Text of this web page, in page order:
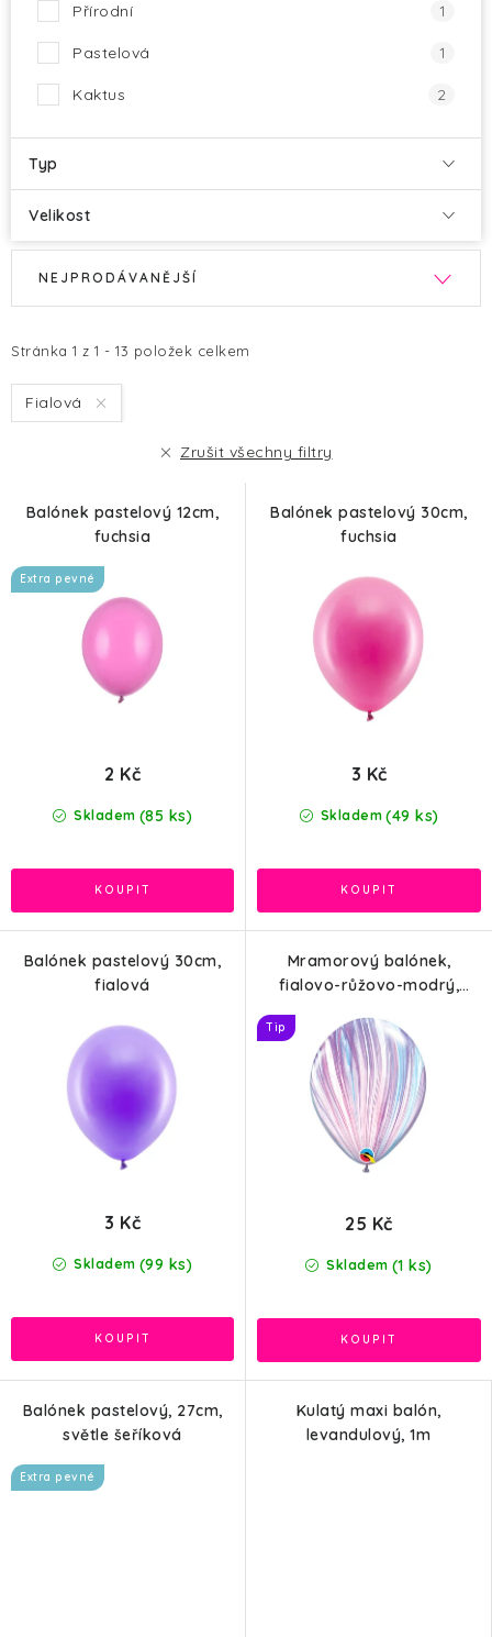
Přírodní 1
Pastelová 1
Kaktus 2
Typ
Velikost
i
s
p
d
k
t
Stránka 1 z 1 - 13 položek celkem
e
n
í
o
u
k
NEJPRODÁVANĚJŠÍ
Fialová
Zrušit všechny filtry
Balónek pastelový 12cm,
fuchsia
Extra pevné
Skladem (85 ks)
2 Kč
Balónek pastelový 30cm,
fuchsia
Skladem (49 ks)
3 Kč
Balónek pastelový 30cm,
fialová
Skladem (99 ks)
3 Kč
Mramorový balónek,
fialovo-růžovo-modrý,
Tip
Skladem (1 ks)
25 Kč
Balónek pastelový, 27cm,
světle šeříková
Extra pevné
Kulatý maxi balón,
levandulový, 1m